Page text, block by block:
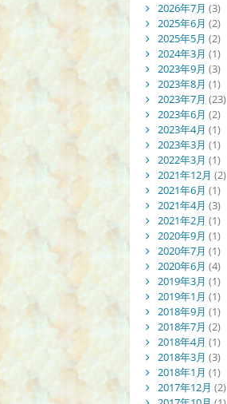
2026年7月 (3)
2025年6月 (2)
2025年5月 (2)
2024年3月 (1)
2023年9月 (3)
2023年8月 (1)
2023年7月 (23)
2023年6月 (2)
2023年4月 (1)
2023年3月 (1)
2022年3月 (1)
2021年12月 (2)
2021年6月 (1)
2021年4月 (3)
2021年2月 (1)
2020年9月 (1)
2020年7月 (1)
2020年6月 (4)
2019年3月 (1)
2019年1月 (1)
2018年9月 (1)
2018年7月 (2)
2018年4月 (1)
2018年3月 (3)
2018年1月 (1)
2017年12月 (2)